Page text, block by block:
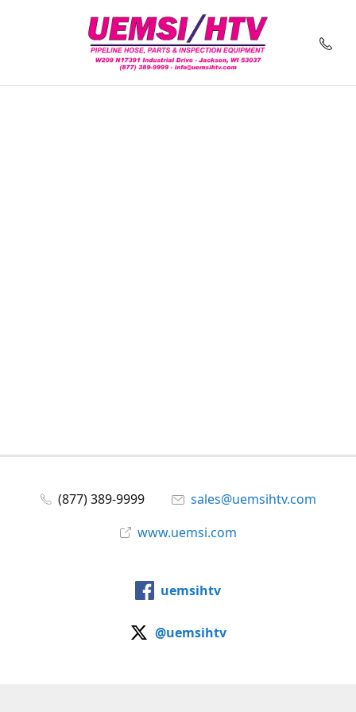
(877) 389-9999
sales@uemsihtv.com
www.uemsi.com
uemsihtv
@uemsihtv